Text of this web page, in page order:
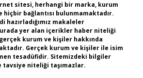
sitesi, herhangi bir marka, kurum
hiçbir bağlantısı bulunmamaktadır.
hazırladığımız makaleler
yer alan içerikler haber niteliği
kurum ve kişiler hakkında
Gerçek kurum ve kişiler ile isim
tesadüfidir. Sitemizdeki bilgiler
niteliği taşımazlar.